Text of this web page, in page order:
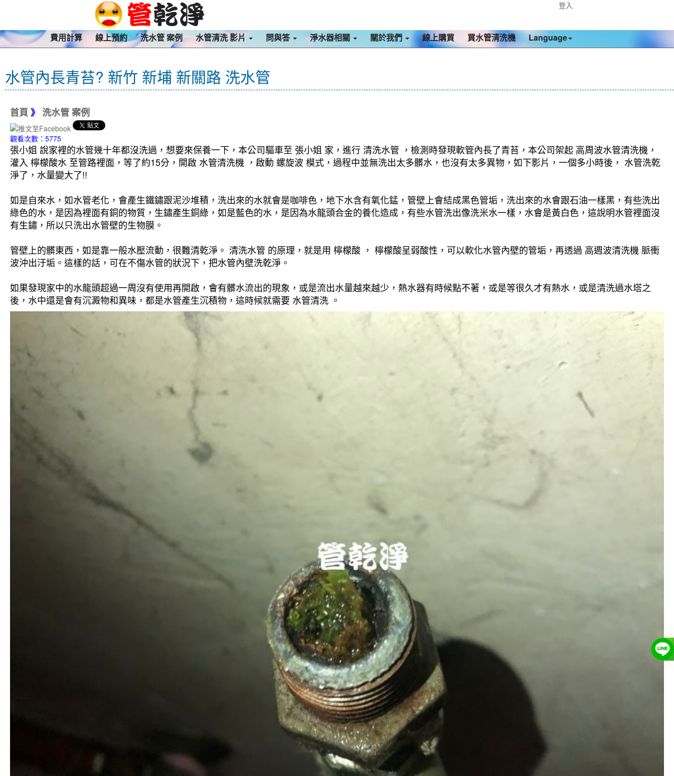
登入
費用計算 線上預約 洗水管 案例 水管清洗 影片 問與答 淨水器相關 關於我們 線上購買 買水管清洗機 Language
水管內長青苔? 新竹 新埔 新關路 洗水管
首頁 》 洗水管 案例
觀看次數：5775
張小姐 說家裡的水管幾十年都沒洗過，想要來保養一下，本公司驅車至 張小姐 家，進行 清洗水管 ，檢測時發現軟管內長了青苔，本公司架起 高周波水管清洗機，
灌入 檸檬酸水 至管路裡面，等了約15分，開啟 水管清洗機 ，啟動 螺旋波 模式，過程中並無洗出太多髒水，也沒有太多異物，如下影片，一個多小時後， 水管洗乾
淨了，水量變大了!!
如是自來水，如水管老化，會產生鐵鏽跟泥沙堆積，洗出來的水就會是咖啡色，地下水含有氧化錳，管壁上會結成黑色管垢，洗出來的水會跟石油一樣黑，有些洗出
綠色的水，是因為裡面有銅的物質，生鏽產生銅綠，如是藍色的水，是因為水龍頭合金的養化造成，有些水管洗出像洗米水一樣，水會是黃白色，這說明水管裡面沒
有生鏽，所以只洗出水管壁的生物膜。
管壁上的髒東西，如是靠一般水壓流動，很難清乾淨。 清洗水管 的原理，就是用 檸檬酸 ， 檸檬酸呈弱酸性，可以軟化水管內壁的管垢，再透過 高週波清洗機 脈衝
波沖出汙垢。這樣的話，可在不傷水管的狀況下，把水管內壁洗乾淨。
如果發現家中的水龍頭超過一周沒有使用再開啟，會有髒水流出的現象，或是流出水量越來越少，熱水器有時候點不著，或是等很久才有熱水，或是清洗過水塔之
後，水中還是會有沉澱物和異味，都是水管產生沉積物，這時候就需要 水管清洗 。